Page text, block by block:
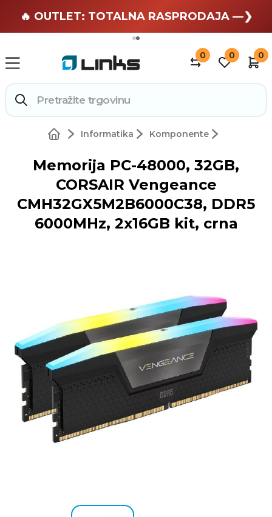
🏄 Zaslužuješ odmor —❯
🔥 OUTLET: TOTALNA RASPRODAJA —❯
0 0 0
Informatika Komponente
Memorija PC-48000, 32GB,
CORSAIR Vengeance
CMH32GX5M2B6000C38, DDR5
6000MHz, 2x16GB kit, crna